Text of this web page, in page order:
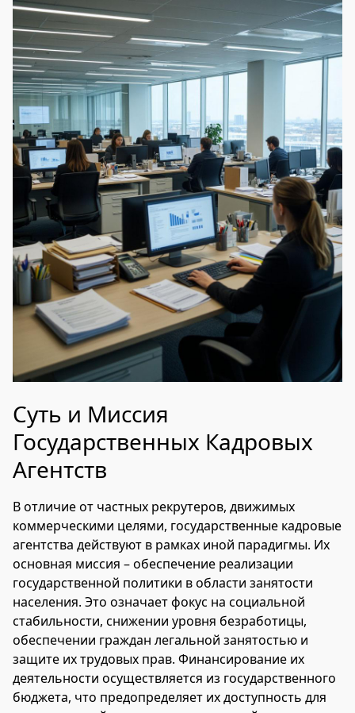
Суть и Миссия
Государственных Кадровых
Агентств
В отличие от частных рекрутеров, движимых
коммерческими целями, государственные кадровые
агентства действуют в рамках иной парадигмы. Их
основная миссия – обеспечение реализации
государственной политики в области занятости
населения. Это означает фокус на социальной
стабильности, снижении уровня безработицы,
обеспечении граждан легальной занятостью и
защите их трудовых прав. Финансирование их
деятельности осуществляется из государственного
бюджета, что предопределяет их доступность для